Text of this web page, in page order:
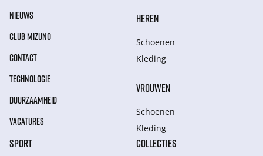
NIEUWS
CLUB MIZUNO
CONTACT
TECHNOLOGIE
DUURZAAMHEID
VACATURES
HEREN
Schoenen
Kleding
VROUWEN
Schoenen
Kleding
SPORT COLLECTIES